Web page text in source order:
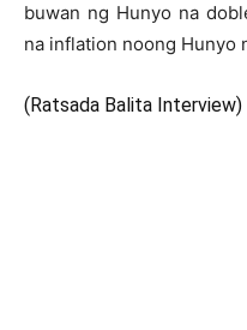
buwan ng Hunyo na
na inflation noong Hunyo
(Ratsada Balita Interview)